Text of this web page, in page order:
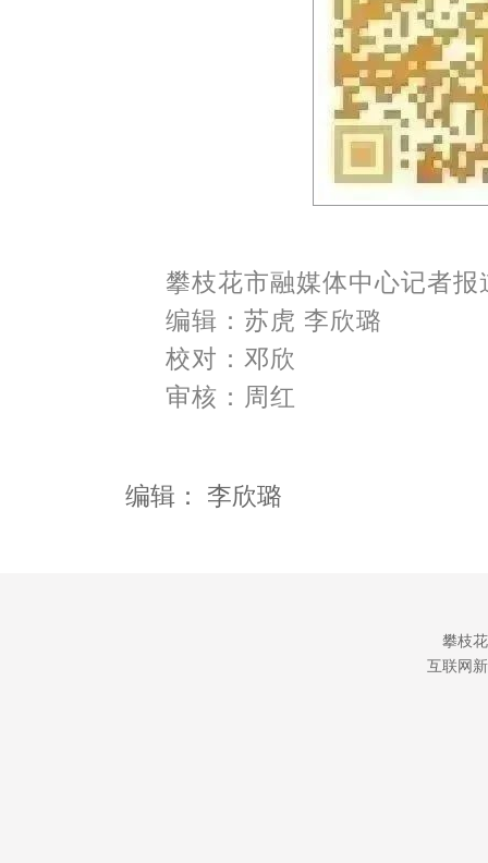
攀枝花市融媒体中心记者报
编辑：苏虎 李欣璐
校对：邓欣
审核：周红
编辑： 李欣璐
攀枝
互联网